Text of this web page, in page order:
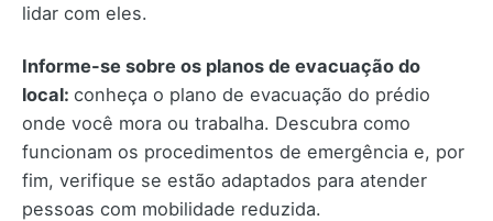
lidar com eles.
Informe-se sobre os planos de evacuação do
local: conheça o plano de evacuação do prédio
onde você mora ou trabalha. Descubra como
funcionam os procedimentos de emergência e, por
fim, verifique se estão adaptados para atender
pessoas com mobilidade reduzida.